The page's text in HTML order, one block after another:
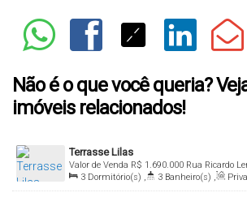
Não é o que você queria?
imóveis relacionados!
Terrasse Lilas
R$ 1.690.000
Valor de Venda
Rua Ricardo
Ahú, Curitiba, Paraná, Brasil
3 Dormitório(s) , 3 Banheiro(s) ,
,
1 Suíte(s) , Total: 119.53m² , 2 ~ 3